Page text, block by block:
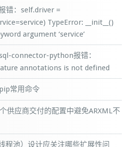
错：self.driver =
TypeError: __init__()
argument ‘service’
connector-python报错：
annotations is not defined
常用命令
供应商交付的配置中避免ARXML不
程池）设计应关注哪些扩展性问